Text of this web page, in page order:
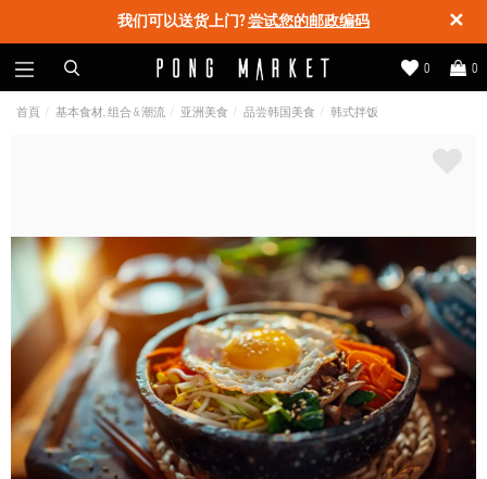
✕
我们可以送货上门?尝试您的邮政编码
0
0
首頁 基本食材, 组合 & 潮流 亚洲美食 品尝韩国美食 韩式拌饭